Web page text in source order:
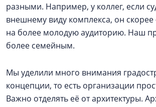
разными. Например, у коллег, если
внешнему виду комплекса, он
на более молодую аудиторию. Наш
более семейным.
Мы уделили много внимания
концепции, то есть организации
Важно отделять её от архитектуры.